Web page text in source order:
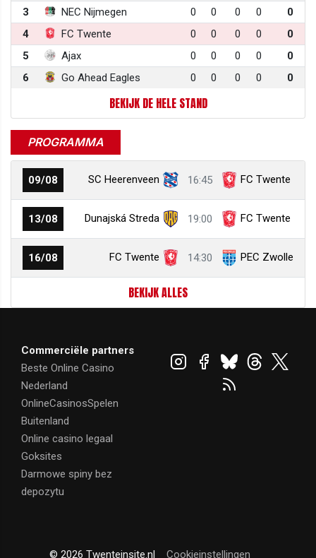
3
NEC Nijmegen 0 0 0 0
0
4
FC Twente 0 0 0 0
0
5
Ajax 0 0 0 0
0
6
Go Ahead Eagles 0 0 0 0 0
BEKIJK DE HELE STAND
PROGRAMMA
09/08 SC Heerenveen 16:45 FC Twente
13/08 Dunajská Streda 19:00 FC Twente
16/08 FC Twente 14:30 PEC Zwolle
BEKIJK ALLES
Commerciële partners
Beste Online Casino
Nederland
OnlineCasinosSpelen
Buitenland
Online casino legaal
Goksites
Darmowe spiny bez
depozytu
© 2026 Twenteinsite.nl Cookieinstellingen